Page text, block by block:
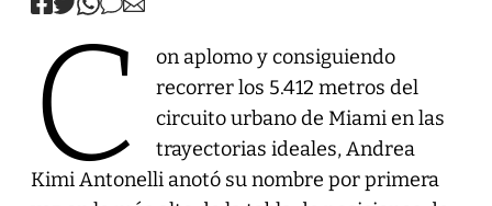
C
on aplomo y consiguiendo
recorrer los 5.412 metros del
circuito urbano de Miami en las
trayectorias ideales, Andrea
Kimi Antonelli anotó su nombre por primera